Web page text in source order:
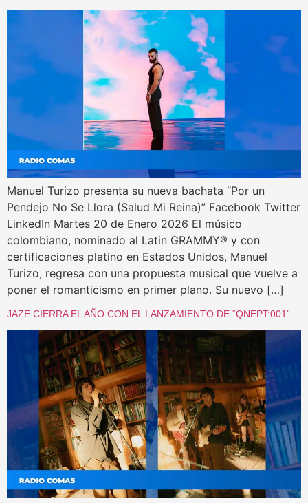
Manuel Turizo presenta su nueva bachata “Por un
Pendejo No Se Llora (Salud Mi Reina)” Facebook Twitter
LinkedIn Martes 20 de Enero 2026 El músico
colombiano, nominado al Latin GRAMMY® y con
certificaciones platino en Estados Unidos, Manuel
Turizo, regresa con una propuesta musical que vuelve a
poner el romanticismo en primer plano. Su nuevo […]
JAZE CIERRA EL AÑO CON EL LANZAMIENTO DE “QNEPT:001”